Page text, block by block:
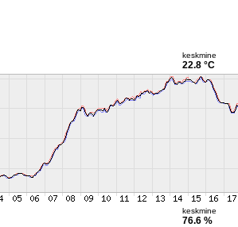
keskmine
22.8 °C
keskmine
76.6 %